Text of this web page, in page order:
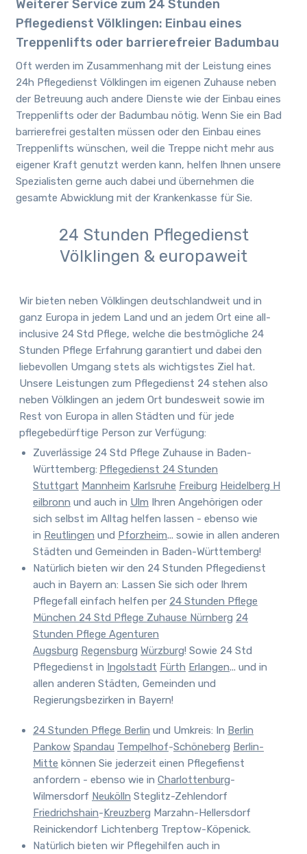
Weiterer Service zum 24 Stunden
Pflegedienst Völklingen: Einbau eines
Treppenlifts oder barrierefreier Badumbau
Oft werden im Zusammenhang mit der Leistung eines
24h Pflegedienst Völklingen im eigenen Zuhause neben
der Betreuung auch andere Dienste wie der Einbau eines
Treppenlifts oder der Badumbau nötig. Wenn Sie ein Bad
barrierefrei gestalten müssen oder den Einbau eines
Treppenlifts wünschen, weil die Treppe nicht mehr aus
eigener Kraft genutzt werden kann, helfen Ihnen unsere
Spezialisten gerne auch dabei und übernehmen die
gesamte Abwicklung mit der Krankenkasse für Sie.
24 Stunden Pflegedienst
Völklingen & europaweit
Wir bieten neben Völklingen deutschlandweit und in
ganz Europa in jedem Land und an jedem Ort eine all-
inclusive 24 Std Pflege, welche die bestmögliche 24
Stunden Pflege Erfahrung garantiert und dabei den
liebevollen Umgang stets als wichtigstes Ziel hat.
Unsere Leistungen zum Pflegedienst 24 stehen also
neben Völklingen an jedem Ort bundesweit sowie im
Rest von Europa in allen Städten und für jede
pflegebedürftige Person zur Verfügung:
Zuverlässige 24 Std Pflege Zuhause in Baden-
Württemberg: Pflegedienst 24 Stunden
Stuttgart Mannheim Karlsruhe Freiburg Heidelberg H
eilbronn und auch in Ulm Ihren Angehörigen oder
sich selbst im Alltag helfen lassen - ebenso wie
in Reutlingen und Pforzheim... sowie in allen anderen
Städten und Gemeinden in Baden-Württemberg!
Natürlich bieten wir den 24 Stunden Pflegedienst
auch in Bayern an: Lassen Sie sich oder Ihrem
Pflegefall einfach helfen per 24 Stunden Pflege
München 24 Std Pflege Zuhause Nürnberg 24
Stunden Pflege Agenturen
Augsburg Regensburg Würzburg! Sowie 24 Std
Pflegedienst in Ingolstadt Fürth Erlangen... und in
allen anderen Städten, Gemeinden und
Regierungsbezirken in Bayern!
24 Stunden Pflege Berlin und Umkreis: In Berlin
Pankow Spandau Tempelhof-Schöneberg Berlin-
Mitte können Sie jederzeit einen Pflegefienst
anfordern - ebenso wie in Charlottenburg-
Wilmersdorf Neukölln Steglitz-Zehlendorf
Friedrichshain-Kreuzberg Marzahn-Hellersdorf
Reinickendorf Lichtenberg Treptow-Köpenick.
Natürlich bieten wir Pflegehilfen auch in